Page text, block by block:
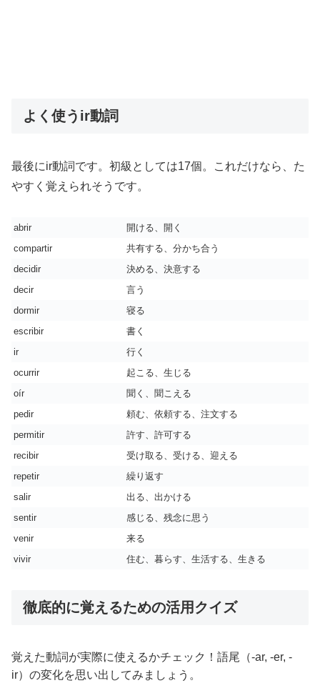
よく使うir動詞
最後にir動詞です。初級としては17個。これだけなら、た
やすく覚えられそうです。
abrir
開ける、開く
compartir
共有する、分かち合う
decidir
決める、決意する
decir
言う
dormir
寝る
escribir
書く
ir
行く
ocurrir
起こる、生じる
oír
聞く、聞こえる
pedir
頼む、依頼する、注文する
permitir
許す、許可する
recibir
受け取る、受ける、迎える
repetir
繰り返す
salir
出る、出かける
sentir
感じる、残念に思う
venir
来る
vivir
住む、暮らす、生活する、生きる
徹底的に覚えるための活用クイズ
覚えた動詞が実際に使えるかチェック！語尾（-ar, -er, -
ir）の変化を思い出してみましょう。